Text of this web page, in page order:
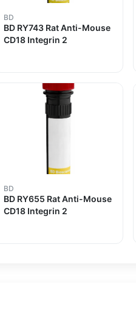
BD
BD RY743 Rat Anti-Mouse
CD18 Integrin 2
BD
BD RY655 Rat Anti-Mouse
CD18 Integrin 2